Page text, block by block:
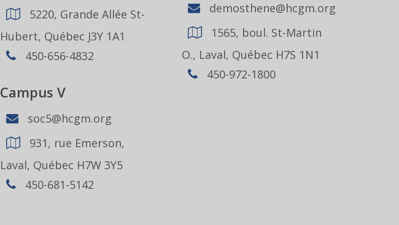
5220, Grande Allée St-
Hubert, Québec J3Y 1A1
450-656-4832
Campus V
soc5@hcgm.org
931, rue Emerson,
Laval, Québec H7W 3Y5
450-681-5142
demosthene@hcgm.org
1565, boul. St-Martin
O., Laval, Québec H7S 1N1
450-972-1800